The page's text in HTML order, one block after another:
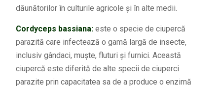
dăunătorilor în culturile agricole și în alte medii.
Cordyceps bassiana:este o specie de ciupercă
parazită care infectează o gamă largă de insecte,
inclusiv gândaci, muște, fluturi și furnici. Această
ciupercă este diferită de alte specii de ciuperci
parazite prin capacitatea sa de a produce o enzimă